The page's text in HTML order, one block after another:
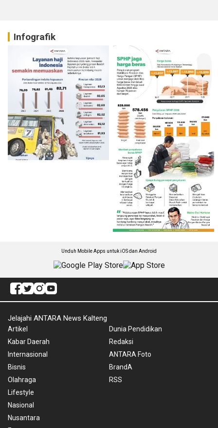
Infografik
Unduh Mobile Apps untuk iOS dan Android
Jelajahi ANTARA News Kalteng
Artikel
Kabar Daerah
Internasional
Bisnis
Olahraga
Lifestyle
Nasional
Nusantara
Dunia Pendidikan
Redaksi
ANTARA Foto
BrandA
RSS